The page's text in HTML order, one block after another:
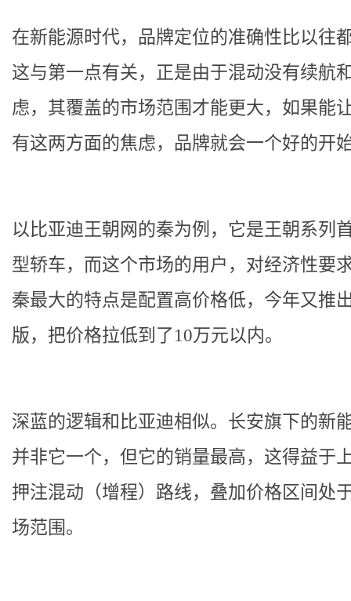
在新能源时代，品牌定位的准确性比以往
这与第一点有关，正是由于混动没有续航
虑，其覆盖的市场范围才能更大，如果能
有这两方面的焦虑，品牌就会一个好的开
以比亚迪王朝网的秦为例，它是王朝系列
型轿车，而这个市场的用户，对经济性要
秦最大的特点是配置高价格低，今年又推
版，把价格拉低到了10万元以内。
深蓝的逻辑和比亚迪相似。长安旗下的新
并非它一个，但它的销量最高，这得益于
押注混动（增程）路线，叠加价格区间处
场范围。